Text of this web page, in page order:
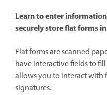
Learn to enter
securely store flat forms
Flat forms are scanned
have interactive fields to
allows you to interact with
signatures.